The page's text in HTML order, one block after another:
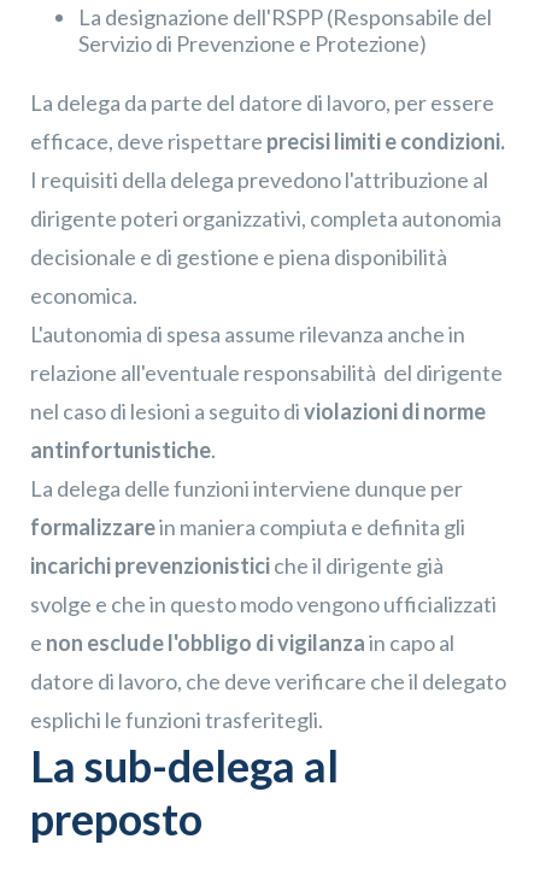
La designazione dell'RSPP (Responsabile del
Servizio di Prevenzione e Protezione)
La delega da parte del datore di lavoro, per essere
efficace, deve rispettare precisi limiti e condizioni.
I requisiti della delega prevedono l'attribuzione al
dirigente poteri organizzativi, completa autonomia
decisionale e di gestione e piena disponibilità
economica.
L'autonomia di spesa assume rilevanza anche in
relazione all'eventuale responsabilità del dirigente
nel caso di lesioni a seguito diviolazioni di norme
antinfortunistiche.
La delega delle funzioni interviene dunque per
formalizzarein maniera compiuta e definita gli
incarichi prevenzionisticiche il dirigente già
svolge e che in questo modo vengono ufficializzati
e non esclude l'obbligo di vigilanzain capo al
datore di lavoro, che deve verificare che il delegato
esplichi le funzioni trasferitegli.
La sub-delega al
preposto
Iscriviti alla nostra
Newsletter
Confermo di aver preso visione dell'
privacy